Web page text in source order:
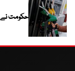
حکومت نے